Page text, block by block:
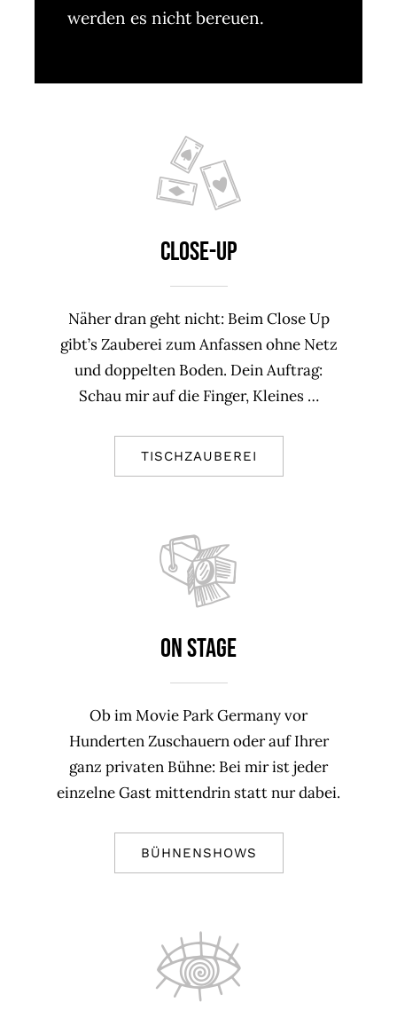
werden es nicht bereuen.
Close-Up
Näher dran geht nicht: Beim Close Up
gibt’s Zauberei zum Anfassen ohne Netz
und doppelten Boden. Dein Auftrag:
Schau mir auf die Finger, Kleines …
TISCHZAUBEREI
On Stage
Ob im Movie Park Germany vor
Hunderten Zuschauern oder auf Ihrer
ganz privaten Bühne: Bei mir ist jeder
einzelne Gast mittendrin statt nur dabei.
BÜHNENSHOWS